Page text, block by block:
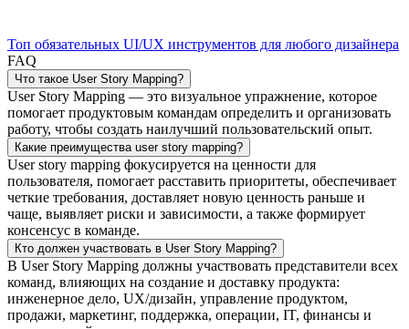
Топ обязательных UI/UX инструментов для любого дизайнера
FAQ
Что такое User Story Mapping?
User Story Mapping — это визуальное упражнение, которое
помогает продуктовым командам определить и организовать
работу, чтобы создать наилучший пользовательский опыт.
Какие преимущества user story mapping?
User story mapping фокусируется на ценности для
пользователя, помогает расставить приоритеты, обеспечивает
четкие требования, доставляет новую ценность раньше и
чаще, выявляет риски и зависимости, а также формирует
консенсус в команде.
Кто должен участвовать в User Story Mapping?
В User Story Mapping должны участвовать представители всех
команд, влияющих на создание и доставку продукта:
инженерное дело, UX/дизайн, управление продуктом,
продажи, маркетинг, поддержка, операции, IT, финансы и